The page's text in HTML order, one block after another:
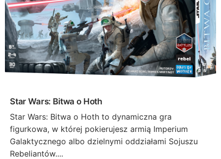
Star Wars: Bitwa o Hoth
Star Wars: Bitwa o Hoth to dynamiczna gra
figurkowa, w której pokierujesz armią Imperium
Galaktycznego albo dzielnymi oddziałami Sojuszu
Rebeliantów....